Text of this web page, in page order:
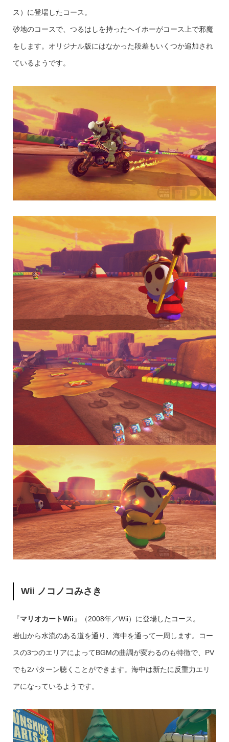
ス）に登場したコース。
砂地のコースで、つるはしを持ったヘイホーがコース上で邪魔
をします。オリジナル版にはなかった段差もいくつか追加され
ているようです。
Wii ノコノコみさき
『マリオカートWii 』（2008年／Wii）に登場したコース。
岩山から水流のある道を通り、海中を通って一周します。コー
スの3つのエリアによってBGMの曲調が変わるのも特徴で、PV
でも2パターン聴くことができます。海中は新たに反重力エリ
アになっているようです。